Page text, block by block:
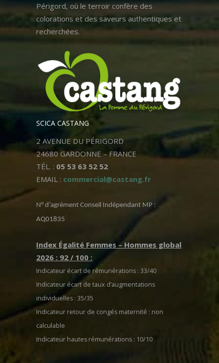
Périgord, où le terroir confère des
colorations et des saveurs authentiques et
recherchées.
SCICA CASTANG
2 AVENUE DU PÉRIGORD
24680 GARDONNE – FRANCE
TÉL. : 05 53 63 52 52
EMAIL : commercial@castang.fr
N° d’agrément Conseil Indépendant MP :
AQ01835
Index Égalité Femmes – Hommes global
2026 : 92 / 100 :
Indicateur écart de rémunérations : 33/40
Indicateur écart de taux d’augmentations
individuelles : 35/35
Indicateur retour de congés maternité : non
calculable
Indicateur hautes rémunérations : 10/10